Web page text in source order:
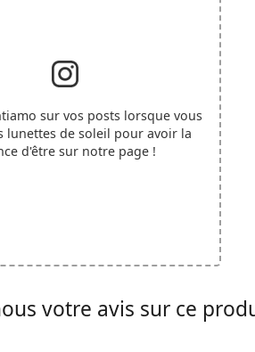
sur vos posts lorsque vous
lunettes de soleil pour avoir la
d'être sur notre page !
votre avis sur ce